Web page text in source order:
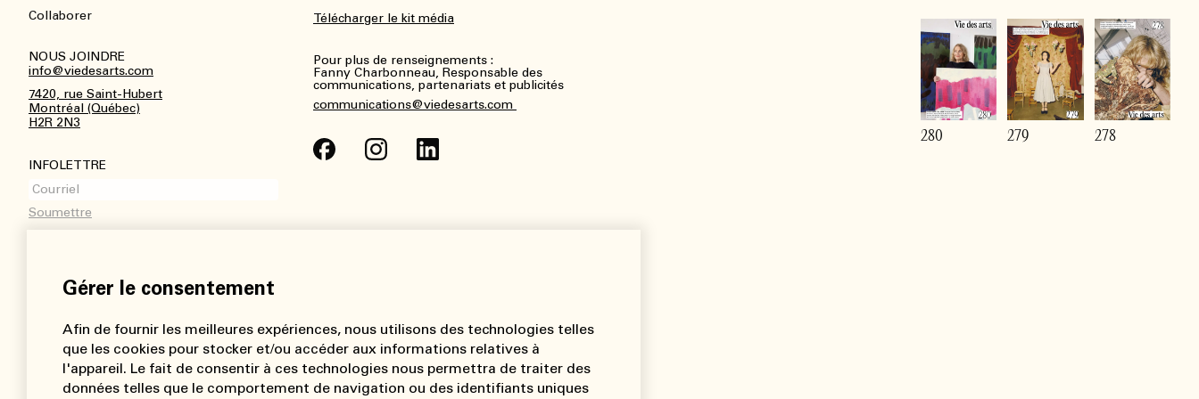
Gérer le consentement
Afin de fournir les meilleures expériences, nous utilisons des technologies telles
que les cookies pour stocker et/ou accéder aux informations relatives à
l'appareil. Le fait de consentir à ces technologies nous permettra de traiter des
données telles que le comportement de navigation ou des identifiants uniques
Collaborer
NOUS JOINDRE
info@viedesarts.com
7420, rue Saint-Hubert
Montréal (Québec)
H2R 2N3
INFOLETTRE
Télécharger le kit média
Pour plus de renseignements :
Fanny Charbonneau, Responsable des
communications, partenariats et publicités
communications@viedesarts.com
280 279 278